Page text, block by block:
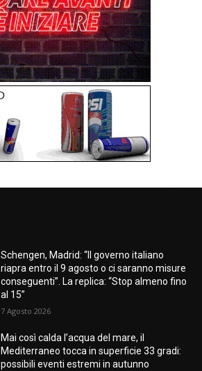
Schengen, Madrid: “Il governo italiano
riapra entro il 9 agosto o ci saranno misure
conseguenti”. La replica: “Stop almeno fino
al 15”
7 Agosto 2026
Mai così calda l’acqua del mare, il
Mediterraneo tocca in superficie 33 gradi:
possibili eventi estremi in autunno